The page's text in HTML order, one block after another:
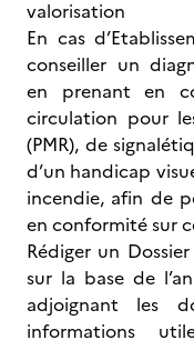
valorisation
En cas
conseiller un
en prenant en
circulation pour
(PMR), de
d’un handicap
incendie, afin de
en conformité sur
Rédiger un
sur la base de
adjoignant les
informations